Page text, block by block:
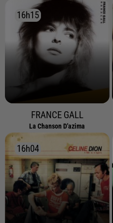
16h15
16h15
FRANCE GALL
La Chanson D'azima
16h04
16h04